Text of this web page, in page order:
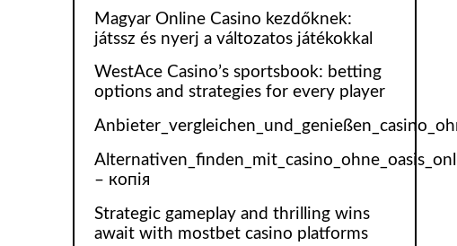
Magyar Online Casino kezdőknek:
játssz és nyerj a változatos játékokkal
WestAce Casino’s sportsbook: betting
options and strategies for every player
– копія
Strategic gameplay and thrilling wins
await with mostbet casino platforms